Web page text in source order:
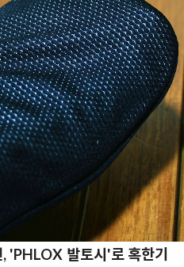
'PHLOX 발토시'로 혹한기